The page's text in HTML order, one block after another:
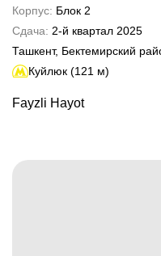
Корпус: Блок 2
Сдача: 2-й квартал 2025
Ташкент, Бектемирский
Куйлюк (121 м)
Fayzli Hayot